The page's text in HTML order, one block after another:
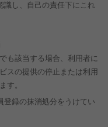
識し、自己の責任下にこれ
も該当する場合、利用者に
スの提供の停止または利用
す。
登録の抹消処分をうけてい